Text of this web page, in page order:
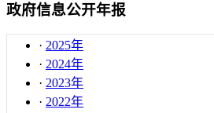
政府信息公开年报
· 2025年
· 2024年
· 2023年
· 2022年